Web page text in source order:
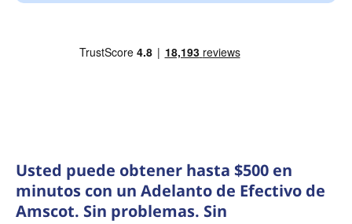
Usted puede obtener hasta $500 en
minutos con un Adelanto de Efectivo de
Amscot. Sin problemas. Sin